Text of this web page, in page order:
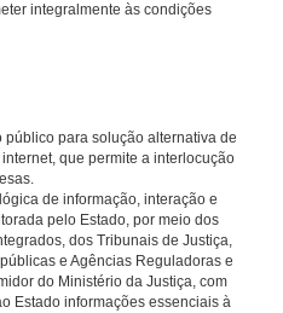
integralmente às condições
público para solução alternativa de
que permite a interlocução
de informação, interação e
pelo Estado, por meio dos
dos Tribunais de Justiça,
e Agências Reguladoras e
do Ministério da Justiça, com
Estado informações essenciais à